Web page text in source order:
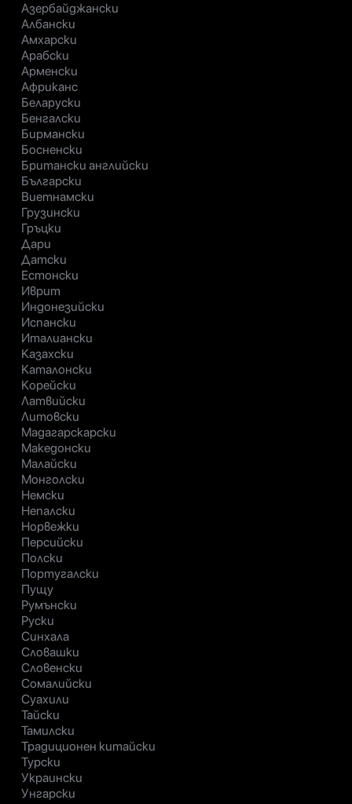
Азербайджански
Албански
Амхарски
Арабски
Арменски
Африканс
Беларуски
Бенгалски
Бирмански
Босненски
Британски английски
Български
Виетнамски
Грузински
Гръцки
Дари
Датски
Естонски
Иврит
Индонезийски
Испански
Италиански
Казахски
Каталонски
Корейски
Латвийски
Литовски
Мадагарскарски
Македонски
Малайски
Монголски
Немски
Непалски
Норвежки
Персийски
Полски
Португалски
Пущу
Румънски
Руски
Синхала
Словашки
Словенски
Сомалийски
Суахили
Тайски
Тамилски
Традиционен китайски
Турски
Украински
Унгарски